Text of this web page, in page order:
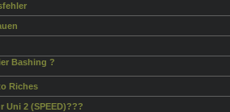
Bashing ?
Riches
Uni 2 (SPEED)???